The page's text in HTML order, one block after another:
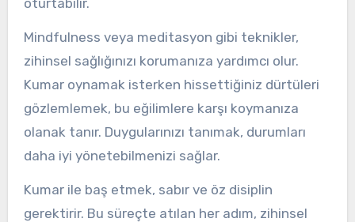
oturtabilir.
Mindfulness veya meditasyon gibi teknikler,
zihinsel sağlığınızı korumanıza yardımcı olur.
Kumar oynamak isterken hissettiğiniz dürtüleri
gözlemlemek, bu eğilimlere karşı koymanıza
olanak tanır. Duygularınızı tanımak, durumları
daha iyi yönetebilmenizi sağlar.
Kumar ile baş etmek, sabır ve öz disiplin
gerektirir. Bu süreçte atılan her adım, zihinsel